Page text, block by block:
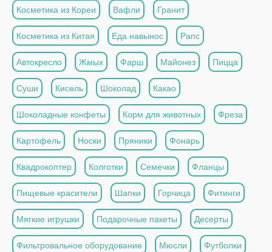
Косметика из Кореи Вафли Гранит
Косметика из Китая Еда навынос Рапс
Автокресло Жмых Фарш Майонез Пицца
Суши Кисель Шоколад Какао
Шоколадные конфеты Корм для животных Фреза
Картофель Носки Пряники Фонарь
Квадрокоптер Колготки Семечки Фланцы
Пищевые красители Шапки Горчица Фитинги
Мягкие игрушки Подарочные пакеты Десерты
Фильтровальное оборудование Мюсли Футболки